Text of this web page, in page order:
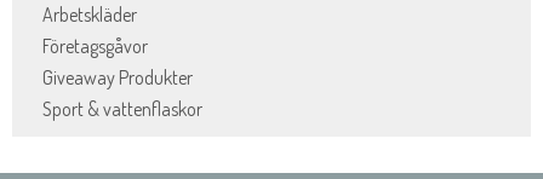
Arbetskläder
Företagsgåvor
Giveaway Produkter
Sport & vattenflaskor